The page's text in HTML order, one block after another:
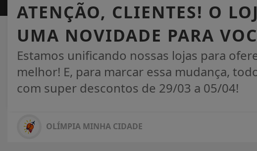
ATENÇÃO, CLIENTES! O
UMA NOVIDADE PARA
Estamos unificando nossas lojas para
melhor! E, para marcar essa mudança,
com super descontos de 29/03 a 05/04!
OLÍMPIA MINHA CIDADE